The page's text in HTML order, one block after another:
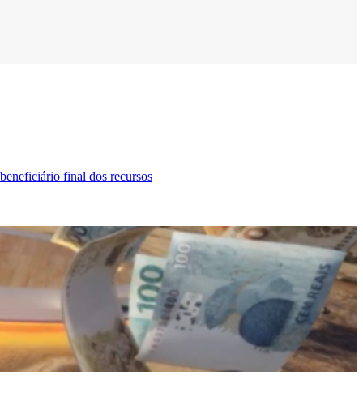
final dos recursos